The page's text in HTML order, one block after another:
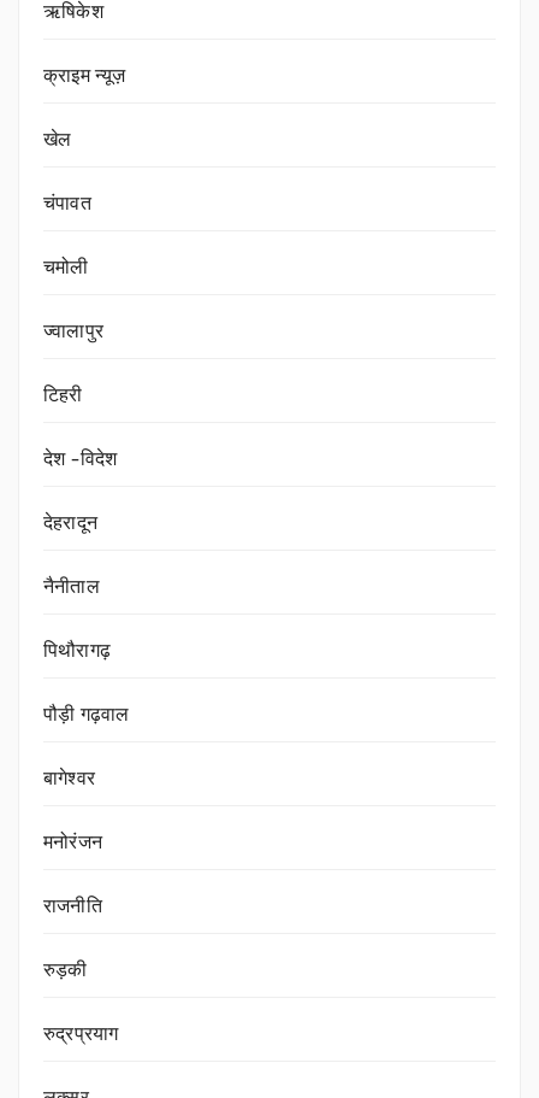
ऋषिकेश
क्राइम न्यूज़
खेल
चंपावत
चमोली
ज्वालापुर
टिहरी
देश -विदेश
देहरादून
नैनीताल
पिथौरागढ़
पौड़ी गढ़वाल
बागेश्वर
मनोरंजन
राजनीति
रुड़की
रुद्रप्रयाग